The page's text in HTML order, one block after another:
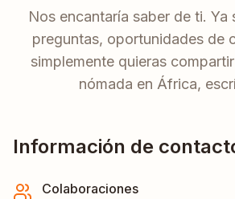
Nos encantaría saber de ti. Ya
preguntas, oportunidades de
simplemente quieras
nómada en África,
Información de
Colaboraciones